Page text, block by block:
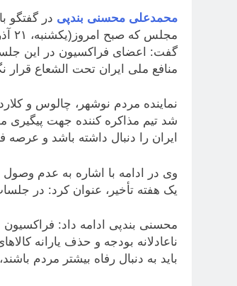
محمدعلی محسنی بندپی در گفتگو
گفت: اعضای فراکسیون در این
منافع ملی ایران تحت الشعاع قرار
نماینده مردم نوشهر، چالوس و
ایران را دنبال داشته باشد و
یک هفته تأخیر، عنوان کرد: در
محسنی بندپی ادامه داد:
ناعادلانه بودجه و حذف یارانه
باید به دنبال رفاه بیشتر مردم